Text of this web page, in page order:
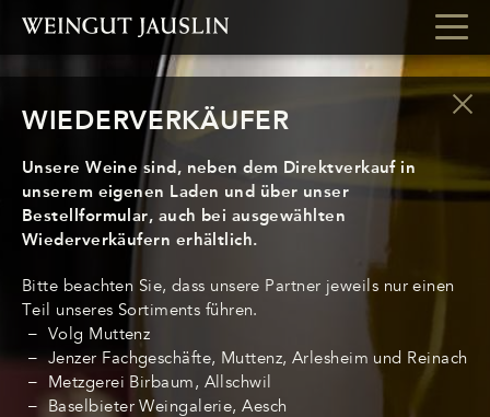
WIEDERVERKÄUFER
Unsere Weine sind, neben dem Direktverkauf in
unserem eigenen Laden und über unser
Bestellformular, auch bei ausgewählten
Wiederverkäufern erhältlich.
Bitte beachten Sie, dass unsere Partner jeweils nur einen
Teil unseres Sortiments führen.
Volg Muttenz
Jenzer Fachgeschäfte, Muttenz, Arlesheim und Reinach
Metzgerei Birbaum, Allschwil
Baselbieter Weingalerie, Aesch